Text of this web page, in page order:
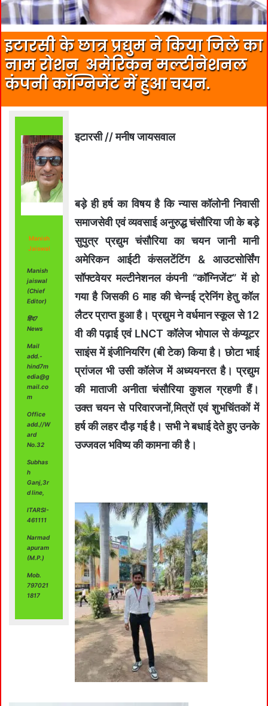
इटारसी के छात्र प्रद्युम ने किया जिले का
नाम रोशन अमेरिकन मल्टीनेशनल
कंपनी कॉग्निजेंट में हुआ चयन.
Manish
Jaiswal
Manish
jaiswal
(Chief
Editor)
हिंद7
News
Mail
add.-
hind7m
edia@g
mail.co
m
Office
add.//W
ard
No.32
Subhas
h
Ganj,3r
d line,
ITARSI-
461111
Narmad
apuram
(M.P.)
Mob.
797021
1817
इटारसी // मनीष जायसवाल
बड़े ही हर्ष का विषय है कि न्यास कॉलोनी निवासी
समाजसेवी एवं व्यवसाई अनुरुद्ध चंसौरिया जी के बड़े
सुपुत्र प्रद्युम चंसौरिया का चयन जानी मानी
अमेरिकन आईटी कंसलटेंटिंग & आउटसोर्सिंग
सॉफ्टवेयर मल्टीनेशनल कंपनी “कॉग्निजेंट” में हो
गया है जिसकी 6 माह की चेन्नई ट्रेनिंग हेतु कॉल
लैटर प्राप्त हुआ है। प्रद्युम ने वर्धमान स्कूल से 12
वी की पढ़ाई एवं LNCT कॉलेज भोपाल से कंप्यूटर
साइंस में इंजीनियरिंग (बी टेक) किया है। छोटा भाई
प्रांजल भी उसी कॉलेज में अध्ययनरत है। प्रद्युम
की माताजी अनीता चंसौरिया कुशल ग्रहणी हैं।
उक्त चयन से परिवारजनों,मित्रों एवं शुभचिंतकों में
हर्ष की लहर दौड़ गई है। सभी ने बधाई देते हुए उनके
उज्जवल भविष्य की कामना की है।